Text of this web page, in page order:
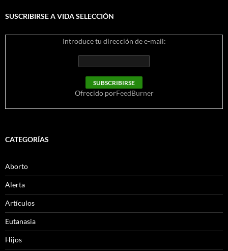
SUSCRIBIRSE A VIDA SELECCIÓN
Introduce tu dirección de e-mail:
Ofrecido porFeedBurner
CATEGORÍAS
Aborto
Alerta
Artículos
Eutanasia
Hijos